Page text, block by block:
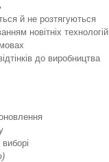
й не розтягуються
новітніх технологій
до виробництва